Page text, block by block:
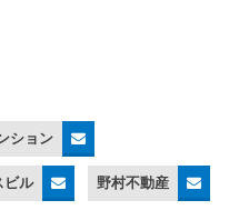
ション
ビル 野村不動産